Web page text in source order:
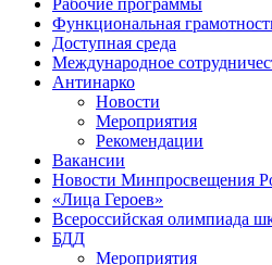
Рабочие программы
Функциональная
Доступная среда
Международное
Антинарко
Новости
Мероприятия
Рекомендации
Вакансии
Новости Минпросвещения
«Лица Героев»
Всероссийская олимпиада
БДД
Мероприятия